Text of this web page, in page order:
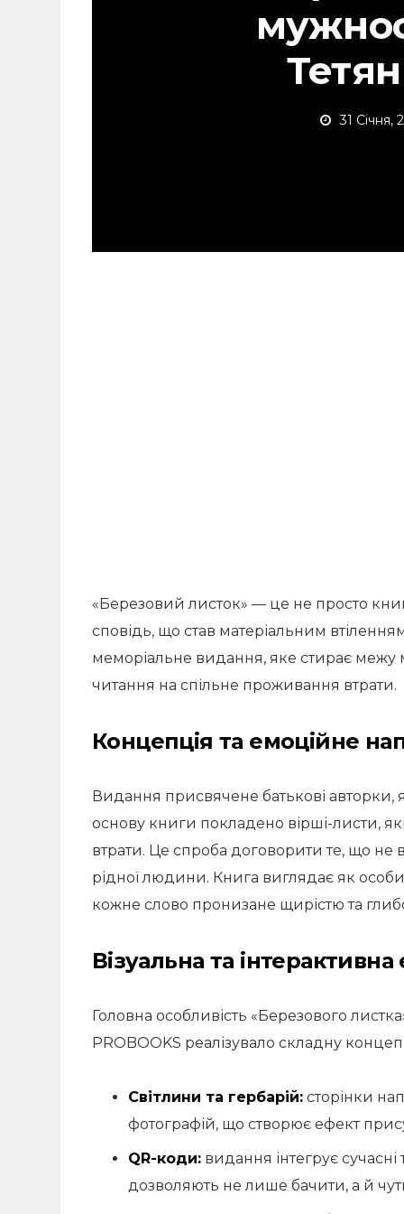
31 Січня,
«Березовий листок» — це не просто
сповідь, що став матеріальним
меморіальне видання, яке стирає
читання на спільне проживання втрати.
Концепція та емоційне
Видання присвячене батькові авторки,
основу книги покладено вірші-листи,
втрати. Це спроба договорити те, що не
рідної людини. Книга виглядає як
кожне слово пронизане щирістю та
Візуальна та інтерактивна
Головна особливість «Березового
PROBOOKS реалізувало складну
Світлини та гербарій: сторінки
фотографій, що створює ефект
QR-коди: видання інтегрує сучасні
дозволяють не лише бачити, а й